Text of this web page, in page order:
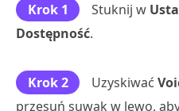
Krok 1 Stuknij w
Dostępność.
Krok 2 Uzyskiwać
przesuń suwak w lewo,